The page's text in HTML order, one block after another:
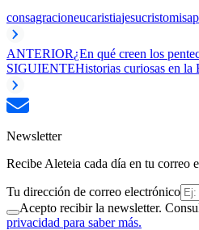
consagracioneucaristiajesucristomisa
ANTERIOR¿En qué creen los
SIGUIENTEHistorias curiosas en la
Newsletter
Recibe Aleteia cada día en tu correo
Tu dirección de correo electrónico
Acepto recibir la newsletter.
privacidad para saber más.